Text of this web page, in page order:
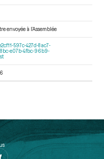
envoyée à l’Assemblée
597c-427d-8ac7-
e07b-4fbc-96b9-